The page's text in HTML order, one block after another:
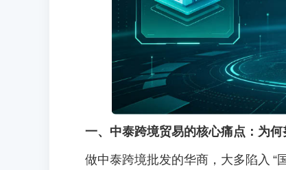
一、中泰跨境贸易的核心痛点：为何
做中泰跨境批发的华商，大多陷入 “